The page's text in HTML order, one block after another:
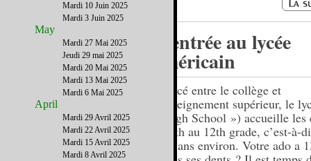
L’entrée au lycée
américain
Coincé entre le collège et
l’enseignement supérieur, le
« High School ») accueille les
du 9th au 12th grade, c’est-à-
à 18 ans environ. Votre ado a
Mardi 10 Juin 2025
Mardi 3 Juin 2025
May
Mardi 27 Mai 2025
Jeudi 29 mai 2025
Mardi 20 Mai 2025
Mardi 13 Mai 2025
Mardi 6 Mai 2025
April
Mardi 29 Avril 2025
Mardi 22 Avril 2025
Mardi 15 Avril 2025
Mardi 8 Avril 2025